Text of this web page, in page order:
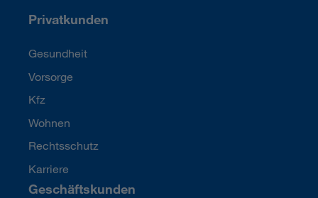
Privatkunden
Gesundheit
Vorsorge
Kfz
Wohnen
Rechtsschutz
Karriere
Geschäftskunden